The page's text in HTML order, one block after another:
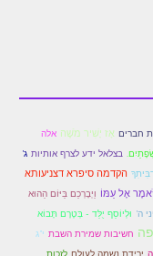
חברים אָז יָשִׁיר מֹשֶׁה אלה
בצלאל ידע לצרף אותיות ג'
הקדמה סיפרא דצניעותא
אֶל עַמּוֹ וַיְבָרְכֵם בַּיּוֹם הַהוּא
ה' וּלְיוֹסֵף יֻלַּד - בְּטֶרֶם תָּבוֹא
חשיבות שמירת השבת י"ג